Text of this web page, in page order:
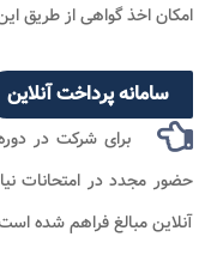
امکان اخذ گواهی از طریق
سامانه پرداخت آنلاین
برای شرکت در
حضور مجدد در امتحانات
آنلاین مبالغ فراهم شده